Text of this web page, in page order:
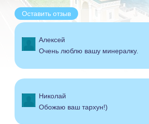
Оставить отзыв
Алексей
Очень люблю вашу минералку.
Николай
Обожаю ваш тархун!)